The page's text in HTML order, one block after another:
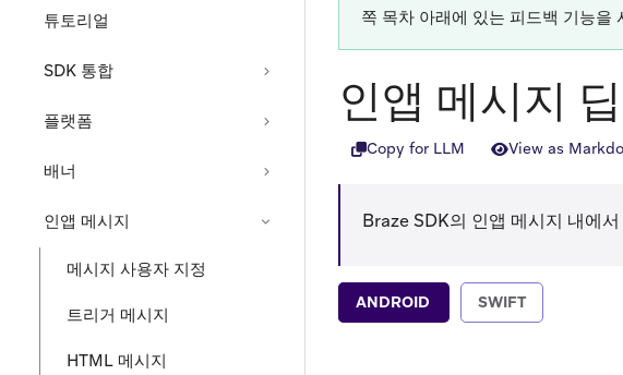
튜토리얼
SDK 통합
플랫폼
배너
인앱 메시지
메시지 사용자 지정
트리거 메시지
HTML 메시지
쪽 목차 아래에 있는 피드백 기능을
인앱 메시지
Copy for LLM View as
Braze SDK의 인앱 메시지 내에
ANDROID SWIFT